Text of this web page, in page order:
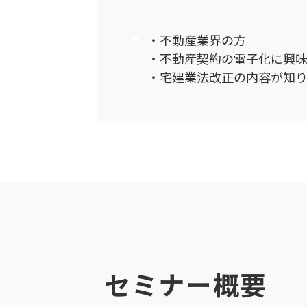
・不動産業界の方
・不動産契約の電子化に興
・宅建業法改正の内容が知
セミナー概要